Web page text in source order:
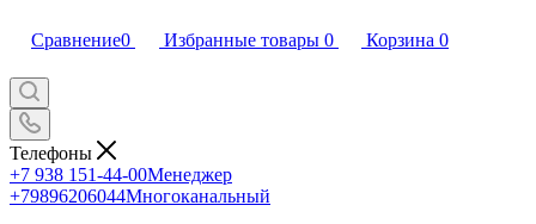
Сравнение0 Избранные товары 0 Корзина 0
Телефоны
+7 938 151-44-00Менеджер
+79896206044Многоканальный